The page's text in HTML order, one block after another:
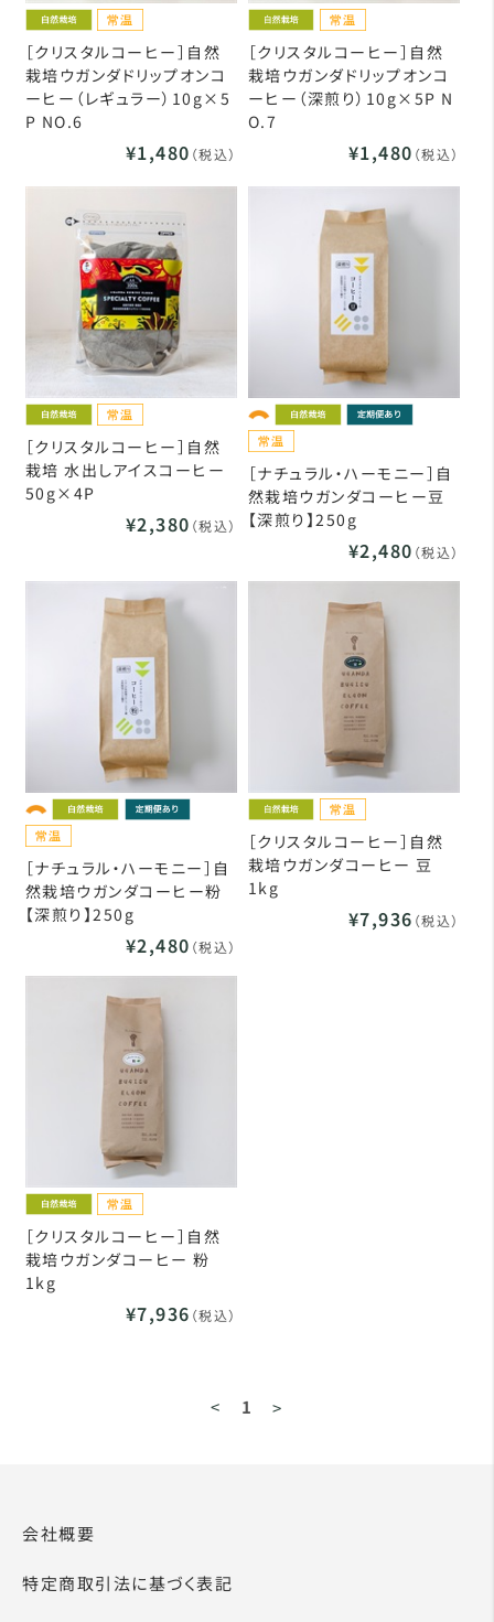
［クリスタルコーヒー］自然
栽培ウガンダドリップオンコ
ーヒー（レギュラー）10g×5
P NO.6
¥1,480 （税込）
［クリスタルコーヒー］自然
栽培ウガンダドリップオンコ
ーヒー（深煎り）10g×5P N
O.7
¥1,480 （税込）
［クリスタルコーヒー］自然
栽培 水出しアイスコーヒー
50g×4P
¥2,380 （税込）
［ナチュラル・ハーモニー］自
然栽培ウガンダコーヒー豆
【深煎り】250g
¥2,480 （税込）
［ナチュラル・ハーモニー］自
然栽培ウガンダコーヒー粉
【深煎り】250g
¥2,480 （税込）
［クリスタルコーヒー］自然
栽培ウガンダコーヒー 豆
1kg
¥7,936 （税込）
［クリスタルコーヒー］自然
栽培ウガンダコーヒー 粉
1kg
¥7,936 （税込）
< 1 >
会社概要
特定商取引法に基づく表記